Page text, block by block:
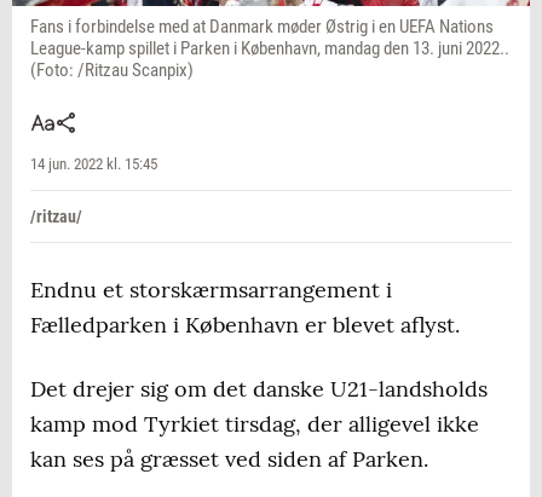
Fans i forbindelse med at Danmark møder Østrig i en UEFA Nations
League-kamp spillet i Parken i København, mandag den 13. juni 2022..
(Foto: /Ritzau Scanpix)
14 jun. 2022 kl. 15:45
/ritzau/
Endnu et storskærmsarrangement i
Fælledparken i København er blevet aflyst.
Det drejer sig om det danske U21-landsholds
kamp mod Tyrkiet tirsdag, der alligevel ikke
kan ses på græsset ved siden af Parken.